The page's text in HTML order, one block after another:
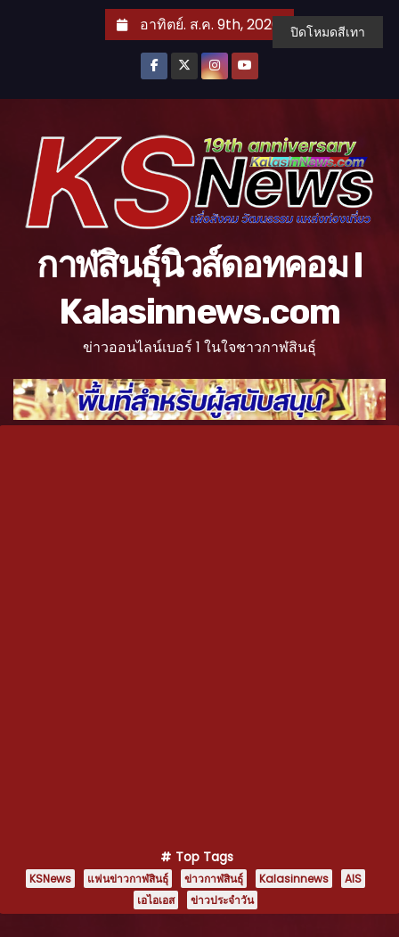
อาทิตย์. ส.ค. 9th, 2026
กาฬสินธุ์นิวส์ดอทคอม l
Kalasinnews.com
ข่าวออนไลน์เบอร์ 1 ในใจชาวกาฬสินธุ์
Top Tags
KSNews แฟนข่าวกาฬสินธุ์ ข่าวกาฬสินธุ์ Kalasinnews
AIS
เอไอเอส
ข่าวประจำวัน
ปิดโหมดสีเทา